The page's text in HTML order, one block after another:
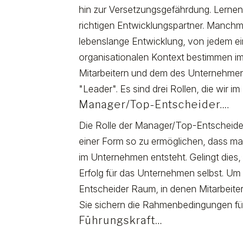
hin zur Versetzungsgefährdung.
richtigen Entwicklungspartner.
lebenslange Entwicklung, von jedem
organisationalen Kontext bestimmen
Mitarbeitern und dem des
"Leader". Es sind drei Rollen, die wir
Manager/Top-Entscheider....
Die Rolle der Manager/Top-
einer Form so zu ermöglichen, dass
im Unternehmen entsteht. Gelingt
Erfolg für das Unternehmen selbst.
Entscheider Raum, in denen
Sie sichern die Rahmenbedingungen
Führungskraft...